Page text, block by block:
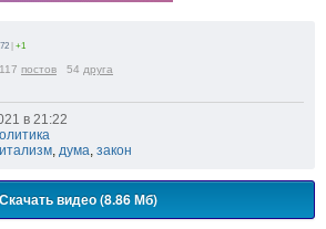
| +1
постов 54 друга
в 21:22
дума закон
Скачать видео (8.86 Мб)